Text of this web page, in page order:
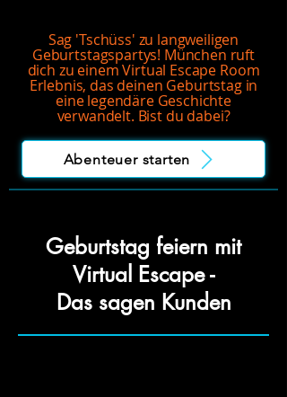
Sag 'Tschüss' zu langweiligen
Geburtstagspartys! München ruft
dich zu einem Virtual Escape Room
Erlebnis, das deinen Geburtstag in
eine legendäre Geschichte
verwandelt. Bist du dabei?
Abenteuer starten
Geburtstag feiern mit
Virtual Escape -
Das sagen Kunden